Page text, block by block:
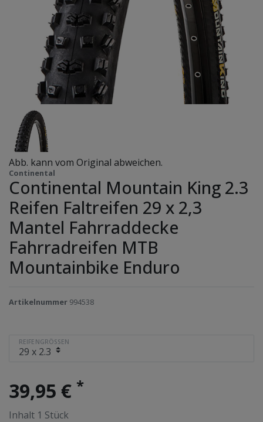
Abb. kann vom Original abweichen.
Continental
Continental Mountain King 2.3
Reifen Faltreifen 29 x 2,3
Mantel Fahrraddecke
Fahrradreifen MTB
Mountainbike Enduro
Artikelnummer 994538
REIFENGRÖSSEN
39,95 € *
Inhalt 1 Stück